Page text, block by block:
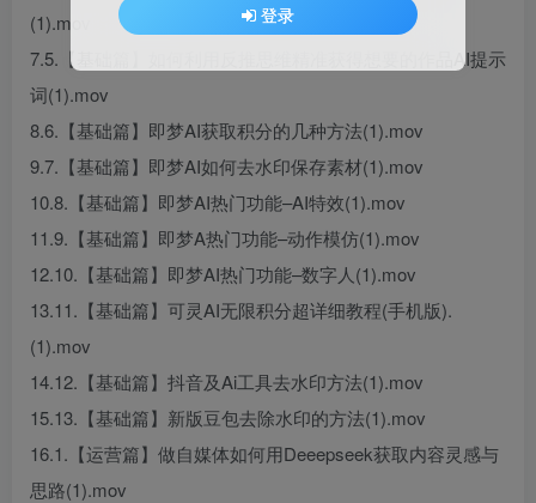
(1).mov
7.5.【基础篇】如何利用反推思维精准获得想要的作品AI提示
词(1).mov
8.6.【基础篇】即梦AI获取积分的几种方法(1).mov
9.7.【基础篇】即梦AI如何去水印保存素材(1).mov
10.8.【基础篇】即梦AI热门功能–AI特效(1).mov
11.9.【基础篇】即梦A热门功能–动作模仿(1).mov
12.10.【基础篇】即梦AI热门功能–数字人(1).mov
13.11.【基础篇】可灵AI无限积分超详细教程(手机版).
(1).mov
14.12.【基础篇】抖音及Ai工具去水印方法(1).mov
15.13.【基础篇】新版豆包去除水印的方法(1).mov
16.1.【运营篇】做自媒体如何用Deeepseek获取内容灵感与
思路(1).mov
登录